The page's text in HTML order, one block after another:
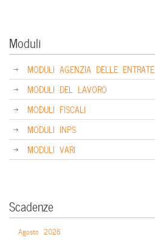
Moduli
MODULI AGENZIA DELLE ENTRATE
MODULI DEL LAVORO
MODULI FISCALI
MODULI INPS
MODULI VARI
Scadenze
Agosto 2026